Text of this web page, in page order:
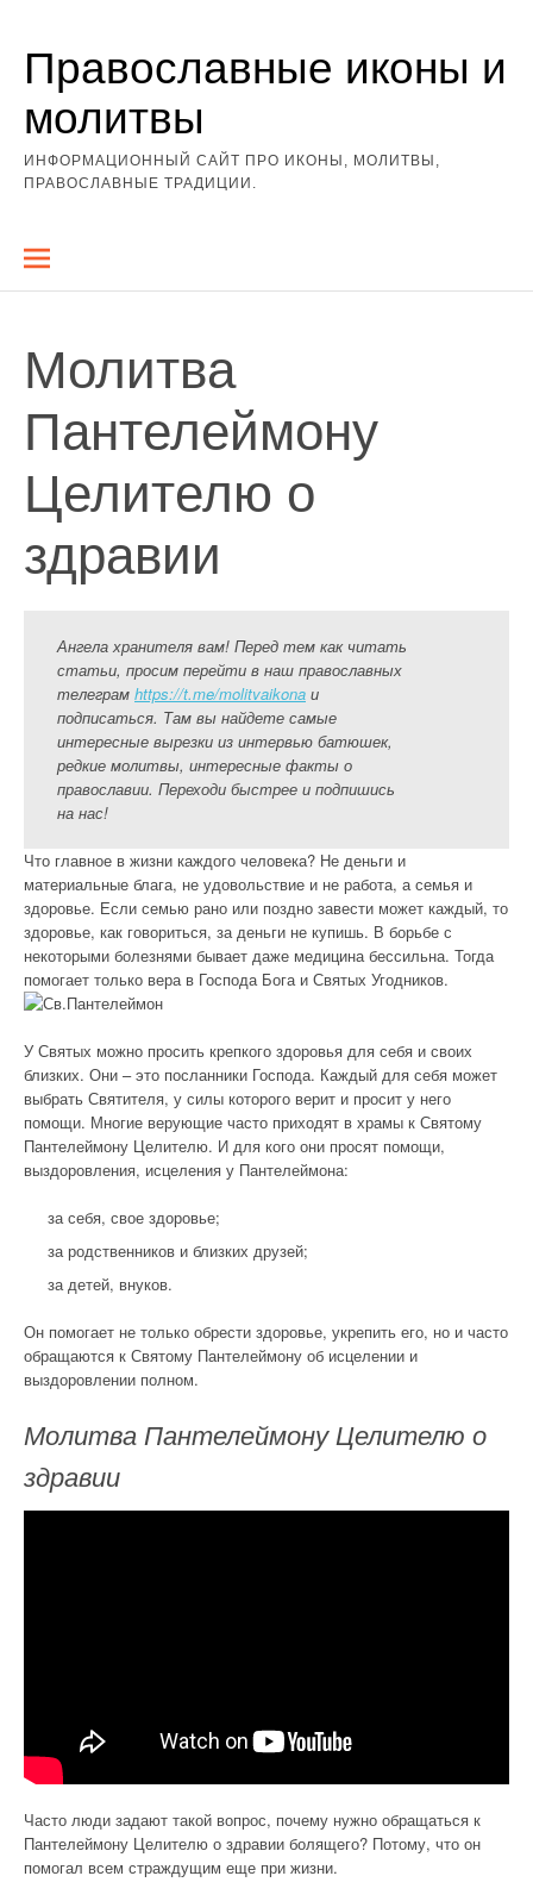
содержимому
Православные иконы и
молитвы
ИНФОРМАЦИОННЫЙ САЙТ ПРО ИКОНЫ, МОЛИТВЫ,
ПРАВОСЛАВНЫЕ ТРАДИЦИИ.
Молитва
Пантелеймону
Целителю о
здравии
Ангела хранителя вам! Перед тем как читать
статьи, просим перейти в наш православных
телеграм https://t.me/molitvaikona и
подписаться. Там вы найдете самые
интересные вырезки из интервью батюшек,
редкие молитвы, интересные факты о
православии. Переходи быстрее и подпишись
на нас!
Что главное в жизни каждого человека? Не деньги и
материальные блага, не удовольствие и не работа, а семья и
здоровье. Если семью рано или поздно завести может каждый, то
здоровье, как говориться, за деньги не купишь. В борьбе с
некоторыми болезнями бывает даже медицина бессильна. Тогда
помогает только вера в Господа Бога и Святых Угодников.
У Святых можно просить крепкого здоровья для себя и своих
близких. Они – это посланники Господа. Каждый для себя может
выбрать Святителя, у силы которого верит и просит у него
помощи. Многие верующие часто приходят в храмы к Святому
Пантелеймону Целителю. И для кого они просят помощи,
выздоровления, исцеления у Пантелеймона:
за себя, свое здоровье;
за родственников и близких друзей;
за детей, внуков.
Он помогает не только обрести здоровье, укрепить его, но и часто
обращаются к Святому Пантелеймону об исцелении и
выздоровлении полном.
Молитва Пантелеймону Целителю о
здравии
Часто люди задают такой вопрос, почему нужно обращаться к
Пантелеймону Целителю о здравии болящего? Потому, что он
помогал всем страждущим еще при жизни.